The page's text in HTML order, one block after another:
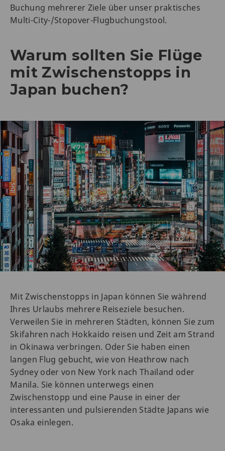
Buchung mehrerer Ziele über unser praktisches
Multi-City-/Stopover-Flugbuchungstool.
Warum sollten Sie Flüge
mit Zwischenstopps in
Japan buchen?
Mit Zwischenstopps in Japan können Sie während
Ihres Urlaubs mehrere Reiseziele besuchen.
Verweilen Sie in mehreren Städten, können Sie zum
Skifahren nach Hokkaido reisen und Zeit am Strand
in Okinawa verbringen. Oder Sie haben einen
langen Flug gebucht, wie von Heathrow nach
Sydney oder von New York nach Thailand oder
Manila. Sie können unterwegs einen
Zwischenstopp und eine Pause in einer der
interessanten und pulsierenden Städte Japans wie
Osaka einlegen.